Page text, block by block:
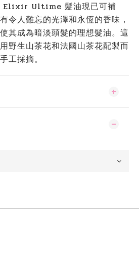
Elixir Ultime 髮油現已可補
令人難忘的光澤和永恆的香味，
其成為暗淡頭髮的理想髮油。這
野生山茶花和法國山茶花配製而
工採摘。